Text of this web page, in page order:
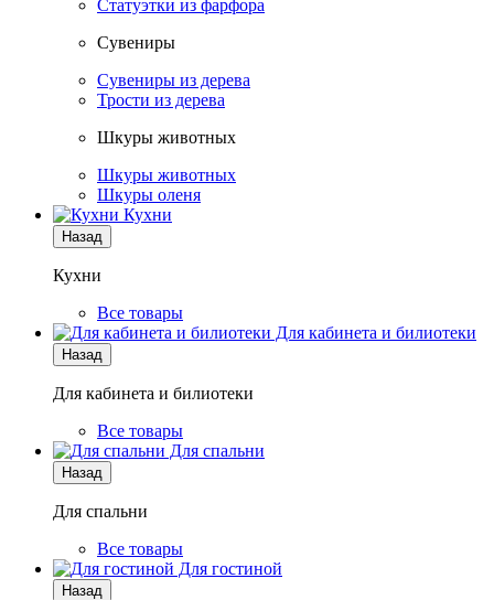
Статуэтки из фарфора
Сувениры
Сувениры из дерева
Трости из дерева
Шкуры животных
Шкуры животных
Шкуры оленя
Кухни
Назад
Кухни
Все товары
Для кабинета и билиотеки
Назад
Для кабинета и билиотеки
Все товары
Для спальни
Назад
Для спальни
Все товары
Для гостиной
Назад